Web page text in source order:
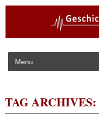
Skip to content
TAG ARCHIVES: